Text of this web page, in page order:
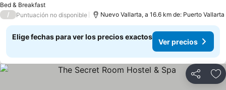
Bed & Breakfast
/ Puntuación no disponible Nuevo Vallarta, a 16.6 km de: Puerto Vallarta
Elige fechas para ver los precios exactos
Ver precios
Compartir